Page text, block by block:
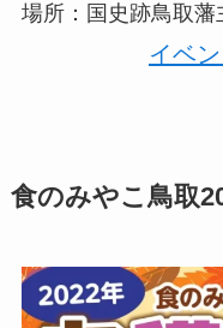
場所：国史跡鳥取藩
イベ
食のみやこ鳥取